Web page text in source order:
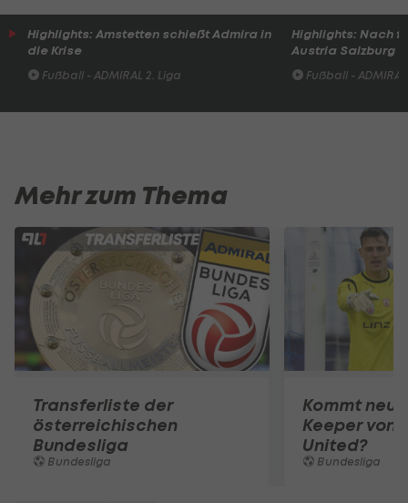
Highlights: Amstetten schießt Admira in
die Krise
Fußball - ADMIRAL 2. Liga
Highlights: Nach
Austria Salzburg
Fußball -
Mehr zum Thema
Transferliste der
österreichischen
Bundesliga
Bundesliga
Kommt
Keeper von
United?
Bundesliga